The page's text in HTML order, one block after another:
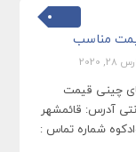
مناسب
2020
چینی قیمت
آدرس: قائمشهر
2 جاده سوادکوه شماره تماس :